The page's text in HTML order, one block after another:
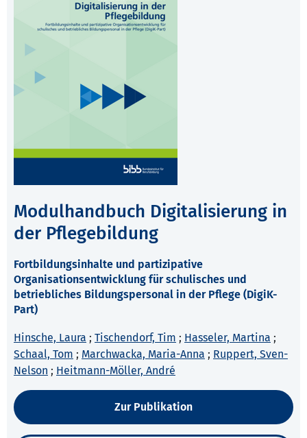
Modulhandbuch Digitalisierung in
der Pflegebildung
Fortbildungsinhalte und partizipative
Organisationsentwicklung für schulisches und
betriebliches Bildungspersonal in der Pflege (DigiK-
Part)
Hinsche, Laura ; Tischendorf, Tim ; Hasseler, Martina ;
Schaal, Tom ; Marchwacka, Maria-Anna ; Ruppert, Sven-
Nelson ; Heitmann-Möller, André
Zur Publikation